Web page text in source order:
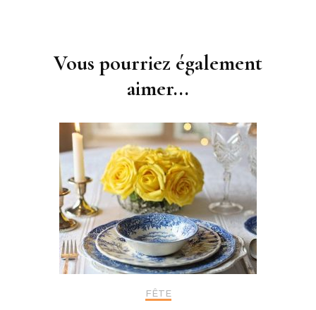
Vous pourriez également
aimer...
FÊTE